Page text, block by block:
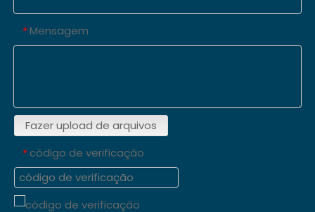
* Mensagem
Fazer upload de arquivos
* código de verificação